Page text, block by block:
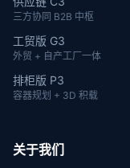
三方协同 B2B 中枢
工贸版 G3
外贸 + 自产工厂一体
排柜版 P3
容器规划 + 3D 积载
关于我们